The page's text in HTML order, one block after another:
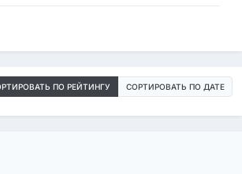
ПО РЕЙТИНГУ СОРТИРОВАТЬ ПО ДАТЕ